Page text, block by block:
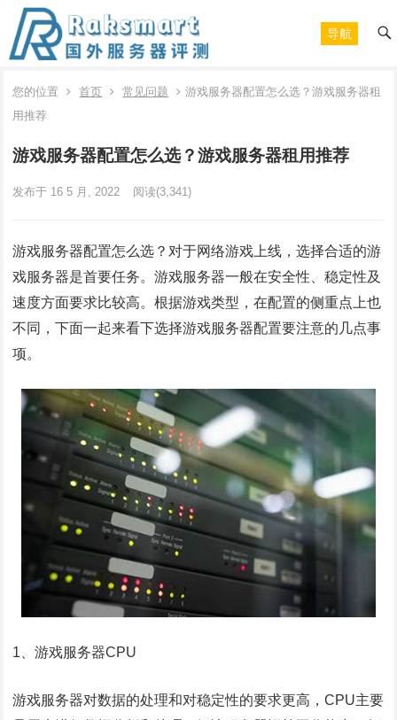
导航
您的位置 首页 常见问题
游戏服务器配置怎么选？游戏服务器租
用推荐
游戏服务器配置怎么选？游戏服务器租用推荐
发布于 16 5 月, 2022 阅读(3,341)
游戏服务器配置怎么选？对于网络游戏上线，选择合适的游
戏服务器是首要任务。游戏服务器一般在安全性、稳定性及
速度方面要求比较高。根据游戏类型，在配置的侧重点上也
不同，下面一起来看下选择游戏服务器配置要注意的几点事
项。
1、游戏服务器CPU
游戏服务器对数据的处理和对稳定性的要求更高，CPU主要